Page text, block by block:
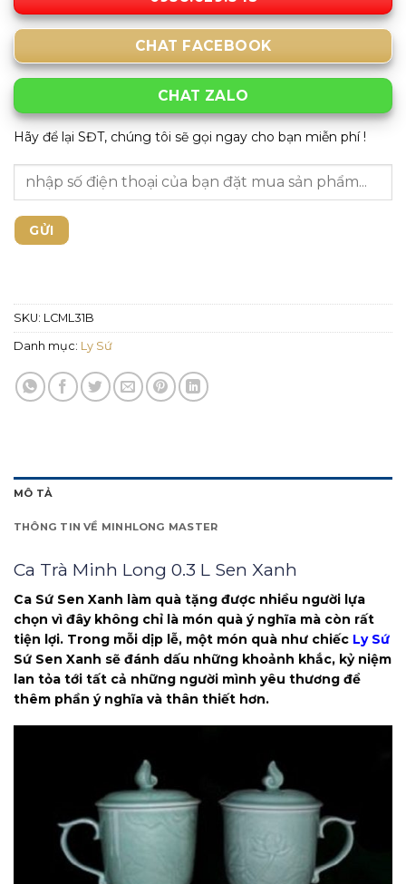
CHAT FACEBOOK
CHAT ZALO
Hãy để lại SĐT, chúng tôi sẽ gọi ngay cho bạn miễn phí !
SKU: LCML31B
Danh mục: Ly Sứ
MÔ TẢ
THÔNG TIN VỀ MINHLONG MASTER
Ca Trà Minh Long 0.3 L Sen Xanh
Ca Sứ Sen Xanh làm quà tặng được nhiều người lựa
chọn vì đây không chỉ là món quà ý nghĩa mà còn rất
tiện lợi. Trong mỗi dịp lễ, một món quà như chiếc Ly Sứ
Sứ Sen Xanh sẽ đánh dấu những khoảnh khắc, kỷ niệm
lan tỏa tới tất cả những người mình yêu thương để
thêm phần ý nghĩa và thân thiết hơn.